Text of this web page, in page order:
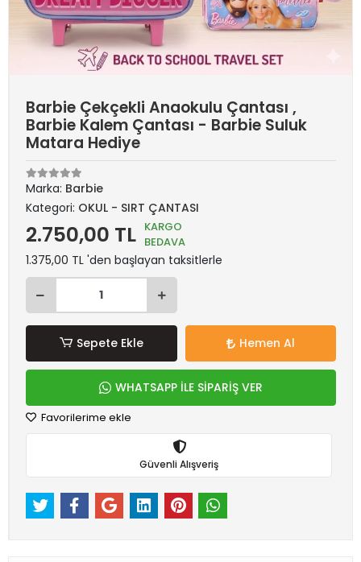
Barbie Çekçekli Anaokulu Çantası ,
Barbie Kalem Çantası - Barbie Suluk
Matara Hediye
Marka: Barbie
Kategori: OKUL - SIRT ÇANTASI
2.750,00 TL KARGO
BEDAVA
1.375,00 TL 'den başlayan taksitlerle
Sepete Ekle Hemen Al
WHATSAPP İLE SİPARİŞ VER
Favorilerime ekle
Güvenli Alışveriş